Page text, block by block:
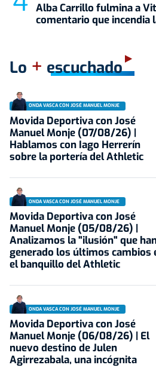
Alba Carrillo fulmina a
comentario que incendia
Lo + escuchado
ONDA VASCA CON JOSÉ MANUEL MONJE
Movida Deportiva con José
Manuel Monje (07/08/26) |
Hablamos con Iago Herrerín
sobre la portería del Athletic
ONDA VASCA CON JOSÉ MANUEL MONJE
Movida Deportiva con José
Manuel Monje (05/08/26) |
Analizamos la "ilusión" que
generado los últimos cambios
el banquillo del Athletic
ONDA VASCA CON JOSÉ MANUEL MONJE
Movida Deportiva con José
Manuel Monje (06/08/26) | El
nuevo destino de Julen
Agirrezabala, una incógnita